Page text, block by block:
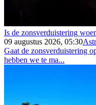
Is de zonsverduistering
09 augustus 2026, 05:30
Gaat de zonsverduistering
hebben we te ma...